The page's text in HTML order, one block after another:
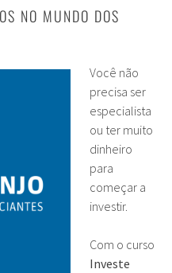
NO MUNDO DOS
Você não
precisa ser
especialista
ou ter muito
dinheiro
para
começar a
investir.
Com o curso
Investe